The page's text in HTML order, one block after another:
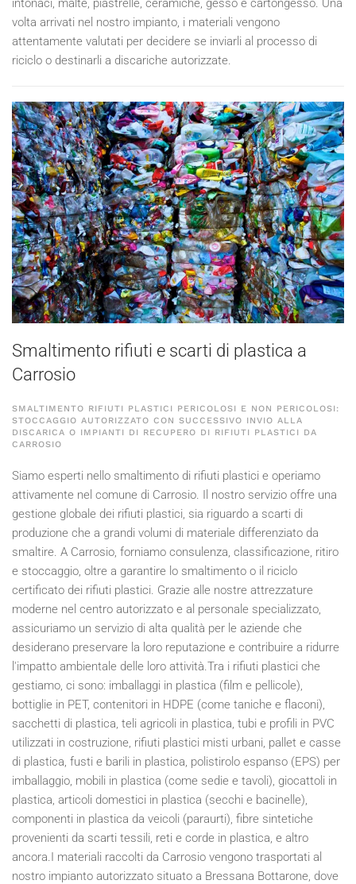
intonaci, malte, piastrelle, ceramiche, gesso e cartongesso. Una
volta arrivati nel nostro impianto, i materiali vengono
attentamente valutati per decidere se inviarli al processo di
riciclo o destinarli a discariche autorizzate.
Smaltimento rifiuti e scarti di plastica a
Carrosio
SMALTIMENTO RIFIUTI PLASTICI PERICOLOSI E NON PERICOLOSI:
STOCCAGGIO AUTORIZZATO CON SUCCESSIVO INVIO ALLA
DISCARICA O IMPIANTI DI RECUPERO DI RIFIUTI PLASTICI DA
CARROSIO
Siamo esperti nello smaltimento di rifiuti plastici e operiamo
attivamente nel comune di Carrosio. Il nostro servizio offre una
gestione globale dei rifiuti plastici, sia riguardo a scarti di
produzione che a grandi volumi di materiale differenziato da
smaltire. A Carrosio, forniamo consulenza, classificazione, ritiro
e stoccaggio, oltre a garantire lo smaltimento o il riciclo
certificato dei rifiuti plastici. Grazie alle nostre attrezzature
moderne nel centro autorizzato e al personale specializzato,
assicuriamo un servizio di alta qualità per le aziende che
desiderano preservare la loro reputazione e contribuire a ridurre
l'impatto ambientale delle loro attività.Tra i rifiuti plastici che
gestiamo, ci sono: imballaggi in plastica (film e pellicole),
bottiglie in PET, contenitori in HDPE (come taniche e flaconi),
sacchetti di plastica, teli agricoli in plastica, tubi e profili in PVC
utilizzati in costruzione, rifiuti plastici misti urbani, pallet e casse
di plastica, fusti e barili in plastica, polistirolo espanso (EPS) per
imballaggio, mobili in plastica (come sedie e tavoli), giocattoli in
plastica, articoli domestici in plastica (secchi e bacinelle),
componenti in plastica da veicoli (paraurti), fibre sintetiche
provenienti da scarti tessili, reti e corde in plastica, e altro
ancora.I materiali raccolti da Carrosio vengono trasportati al
nostro impianto autorizzato situato a Bressana Bottarone, dove